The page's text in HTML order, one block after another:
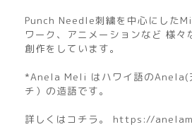
Punch Needle刺繍を中心にした
ワーク、アニメーションなど 様々
創作をしています。
*Anela Meli はハワイ語のAnela(
チ）の造語です。
詳しくはコチラ。 https://